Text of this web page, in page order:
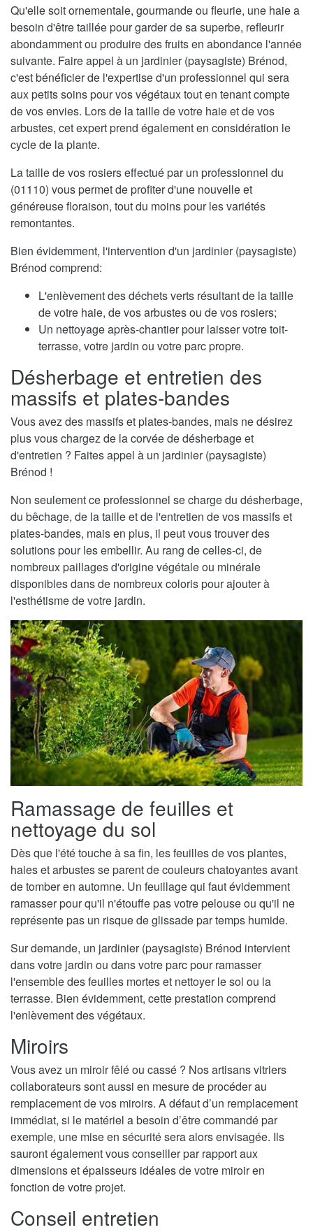
Qu'elle soit ornementale, gourmande ou fleurie, une haie a
besoin d'être taillée pour garder de sa superbe, refleurir
abondamment ou produire des fruits en abondance l'année
suivante. Faire appel à un jardinier (paysagiste) Brénod,
c'est bénéficier de l'expertise d'un professionnel qui sera
aux petits soins pour vos végétaux tout en tenant compte
de vos envies. Lors de la taille de votre haie et de vos
arbustes, cet expert prend également en considération le
cycle de la plante.
La taille de vos rosiers effectué par un professionnel du
(01110) vous permet de profiter d'une nouvelle et
généreuse floraison, tout du moins pour les variétés
remontantes.
Bien évidemment, l'intervention d'un jardinier (paysagiste)
Brénod comprend:
L'enlèvement des déchets verts résultant de la taille
de votre haie, de vos arbustes ou de vos rosiers;
Un nettoyage après-chantier pour laisser votre toit-
terrasse, votre jardin ou votre parc propre.
Désherbage et entretien des
massifs et plates-bandes
Vous avez des massifs et plates-bandes, mais ne désirez
plus vous chargez de la corvée de désherbage et
d'entretien ? Faites appel à un jardinier (paysagiste)
Brénod !
Non seulement ce professionnel se charge du désherbage,
du bêchage, de la taille et de l'entretien de vos massifs et
plates-bandes, mais en plus, il peut vous trouver des
solutions pour les embellir. Au rang de celles-ci, de
nombreux paillages d'origine végétale ou minérale
disponibles dans de nombreux coloris pour ajouter à
l'esthétisme de votre jardin.
Ramassage de feuilles et
nettoyage du sol
Dès que l'été touche à sa fin, les feuilles de vos plantes,
haies et arbustes se parent de couleurs chatoyantes avant
de tomber en automne. Un feuillage qui faut évidemment
ramasser pour qu'il n'étouffe pas votre pelouse ou qu'il ne
représente pas un risque de glissade par temps humide.
Sur demande, un jardinier (paysagiste) Brénod intervient
dans votre jardin ou dans votre parc pour ramasser
l'ensemble des feuilles mortes et nettoyer le sol ou la
terrasse. Bien évidemment, cette prestation comprend
l'enlèvement des végétaux.
Miroirs
Vous avez un miroir fêlé ou cassé ? Nos artisans vitriers
collaborateurs sont aussi en mesure de procéder au
remplacement de vos miroirs. A défaut d’un remplacement
immédiat, si le matériel a besoin d’être commandé par
exemple, une mise en sécurité sera alors envisagée. Ils
sauront également vous conseiller par rapport aux
dimensions et épaisseurs idéales de votre miroir en
fonction de votre projet.
Conseil entretien